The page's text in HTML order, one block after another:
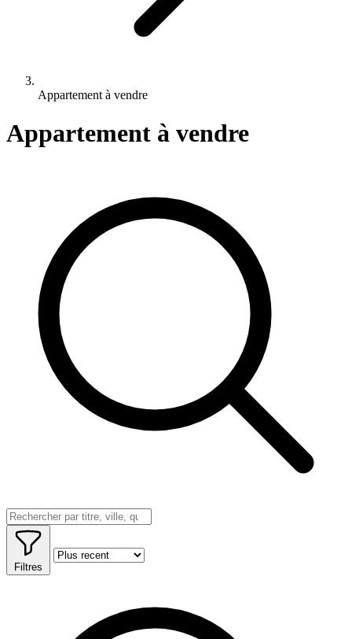
Appartement à vendre
Appartement à vendre
Filtres